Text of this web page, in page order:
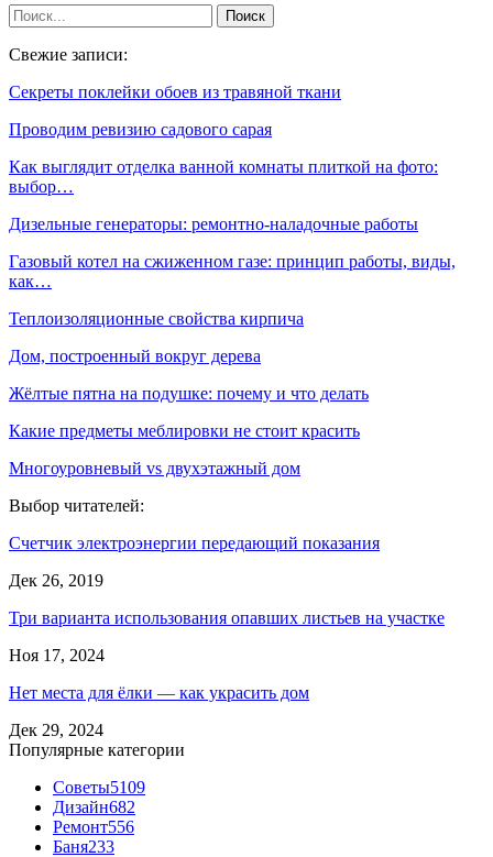
Свежие записи:
Секреты поклейки обоев из травяной ткани
Проводим ревизию садового сарая
Как выглядит отделка ванной комнаты плиткой на фото:
выбор…
Дизельные генераторы: ремонтно-наладочные работы
Газовый котел на сжиженном газе: принцип работы, виды,
как…
Теплоизоляционные свойства кирпича
Дом, построенный вокруг дерева
Жёлтые пятна на подушке: почему и что делать
Какие предметы меблировки не стоит красить
Многоуровневый vs двухэтажный дом
Выбор читателей:
Счетчик электроэнергии передающий показания
Дек 26, 2019
Три варианта использования опавших листьев на участке
Ноя 17, 2024
Нет места для ёлки — как украсить дом
Дек 29, 2024
Популярные категории
Советы5109
Дизайн682
Ремонт556
Баня233